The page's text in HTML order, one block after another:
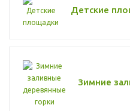
Детские
Зимние